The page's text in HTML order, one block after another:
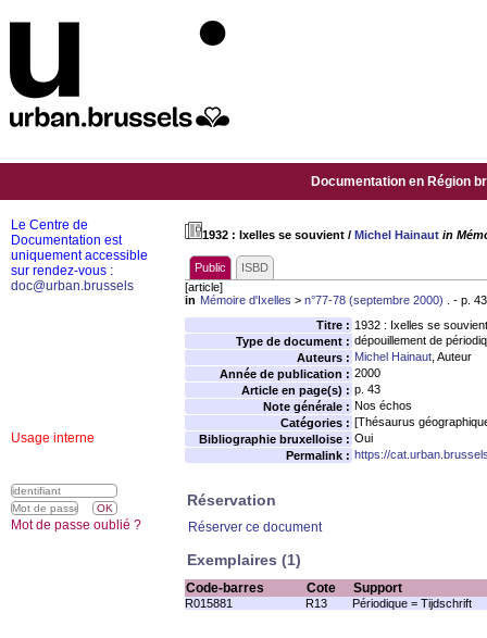
Documentation en Région
1932 : Ixelles se souvient / Michel Hainaut in
Public
ISBD
[article]
in Mémoire d'Ixelles > n°77-78 (septembre 2000) . - p. 43
Titre : 1932 : Ixelles se souvient
Type de document : dépouillement de
Auteurs : Michel Hainaut , Auteur
Année de publication : 2000
Article en page(s) : p. 43
Note générale : Nos échos
Catégories : [Thésaurus
Bibliographie bruxelloise : Oui
Permalink : https://
Réservation
Réserver ce document
Exemplaires (1)
Code-barres Cote Support
R015881 R13 Périodique = Tijdschrift
Le Centre de
Documentation est
uniquement accessible
sur rendez-vous :
doc@urban.brussels
Usage interne
Mot de passe oublié ?